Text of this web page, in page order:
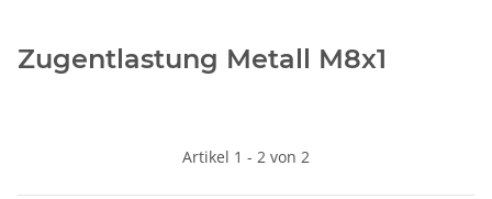
Zugentlastung Metall M8x1
Artikel 1 - 2 von 2